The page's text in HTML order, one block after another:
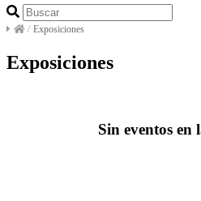
/ Exposiciones
Exposiciones
Sin eventos en